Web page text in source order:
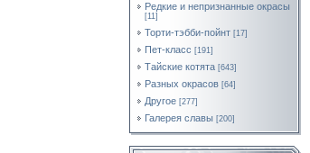
Редкие и непризнанные окрасы
[11]
Торти-тэбби-пойнт [17]
Пет-класс [191]
Тайские котята [643]
Разных окрасов [64]
Другое [277]
Галерея славы [200]